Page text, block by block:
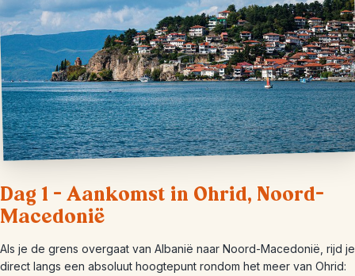
Dag 1 – Aankomst in Ohrid, Noord-
Macedonië
Als je de grens overgaat van Albanië naar Noord-Macedonië, rijd je
direct langs een absoluut hoogtepunt rondom het meer van Ohrid: